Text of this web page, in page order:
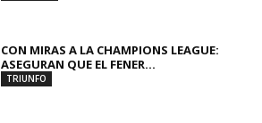
CON MIRAS A LA CHAMPIONS LEAGUE:
ASEGURAN QUE EL FENER...
TRIUNFO